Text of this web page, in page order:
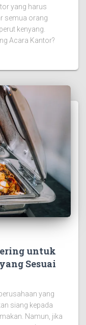
yang harus
semua orang
kenyang.
Acara Kantor?
untuk
Sesuai
yang
siang kepada
Namun, jika